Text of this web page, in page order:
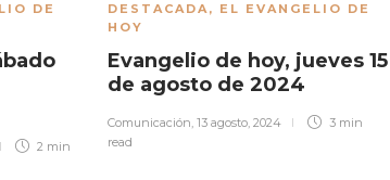
DE
2 min
DESTACADA, EL EVANGELIO DE
HOY
Evangelio de hoy, jueves 15
de agosto de 2024
Comunicación, 13 agosto, 2024
3 min
read